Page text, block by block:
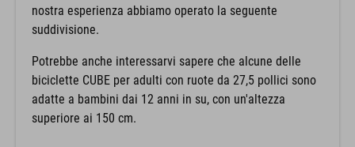
nostra esperienza abbiamo operato la seguente
suddivisione.
Potrebbe anche interessarvi sapere che alcune delle
biciclette CUBE per adulti con ruote da 27,5 pollici sono
adatte a bambini dai 12 anni in su, con un'altezza
superiore ai 150 cm.